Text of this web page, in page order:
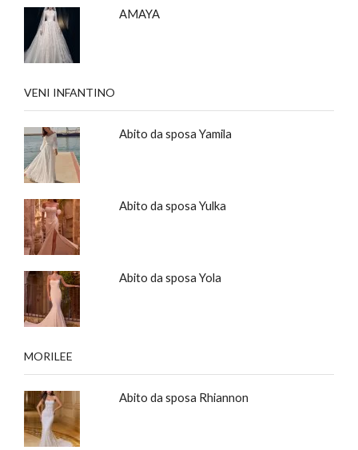
AMAYA
VENI INFANTINO
Abito da sposa Yamila
Abito da sposa Yulka
Abito da sposa Yola
MORILEE
Abito da sposa Rhiannon